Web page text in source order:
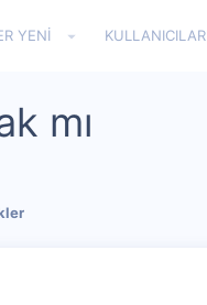
YENI KULLANICILAR
mı